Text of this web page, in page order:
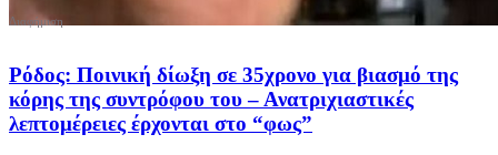
Ρόδος: Ποινική δίωξη σε 35χρονο για βιασμό της
κόρης της συντρόφου του – Ανατριχιαστικές
λεπτομέρειες έρχονται στο “φως”